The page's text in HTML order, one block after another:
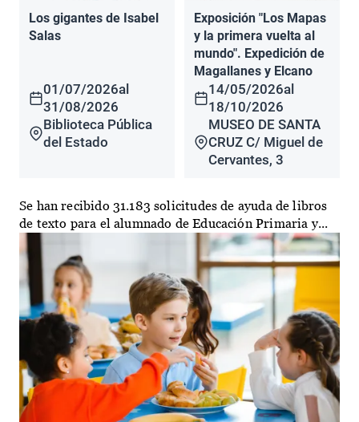
Los gigantes de Isabel
Salas
01/07/2026al
31/08/2026
Biblioteca Pública
del Estado
Exposición "Los Mapas
y la primera vuelta al
mundo". Expedición de
Magallanes y Elcano
14/05/2026al
18/10/2026
MUSEO DE SANTA
CRUZ C/ Miguel de
Cervantes, 3
Se han recibido 31.183 solicitudes de ayuda de libros
de texto para el alumnado de Educación Primaria y...